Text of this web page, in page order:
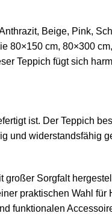
Beige, Pink,
80×150 cm, 80×300
Teppich fügt sich
ist. Der Teppich
und widerstandsfähig
Sorgfalt
praktischen Wahl für
funktionalen